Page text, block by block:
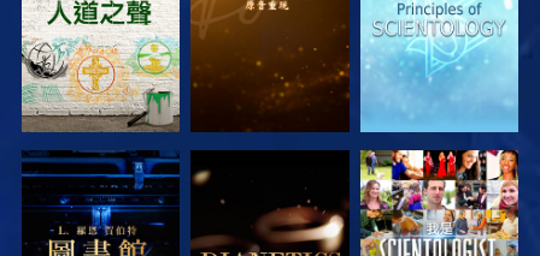
探索系列節目 探索系列節目 觀看